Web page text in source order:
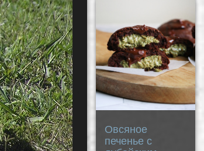
Фрэнсиса Дрейка,
смешивали
предшественника
рома – aguardiente – с
лаймом, мятой и
сахаром для
профилактики цинги и
просто для
удовольствия. К XIX
веку рецепт
Овсяное
печенье с